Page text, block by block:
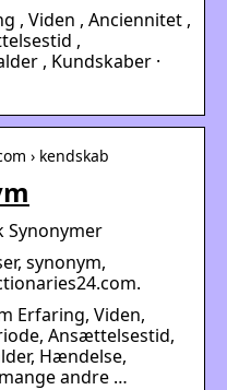
, Viden , Anciennitet ,
,
, Kundskaber ·
› kendskab
Synonymer
synonym,
Erfaring, Viden,
Ansættelsestid,
Hændelse,
andre …